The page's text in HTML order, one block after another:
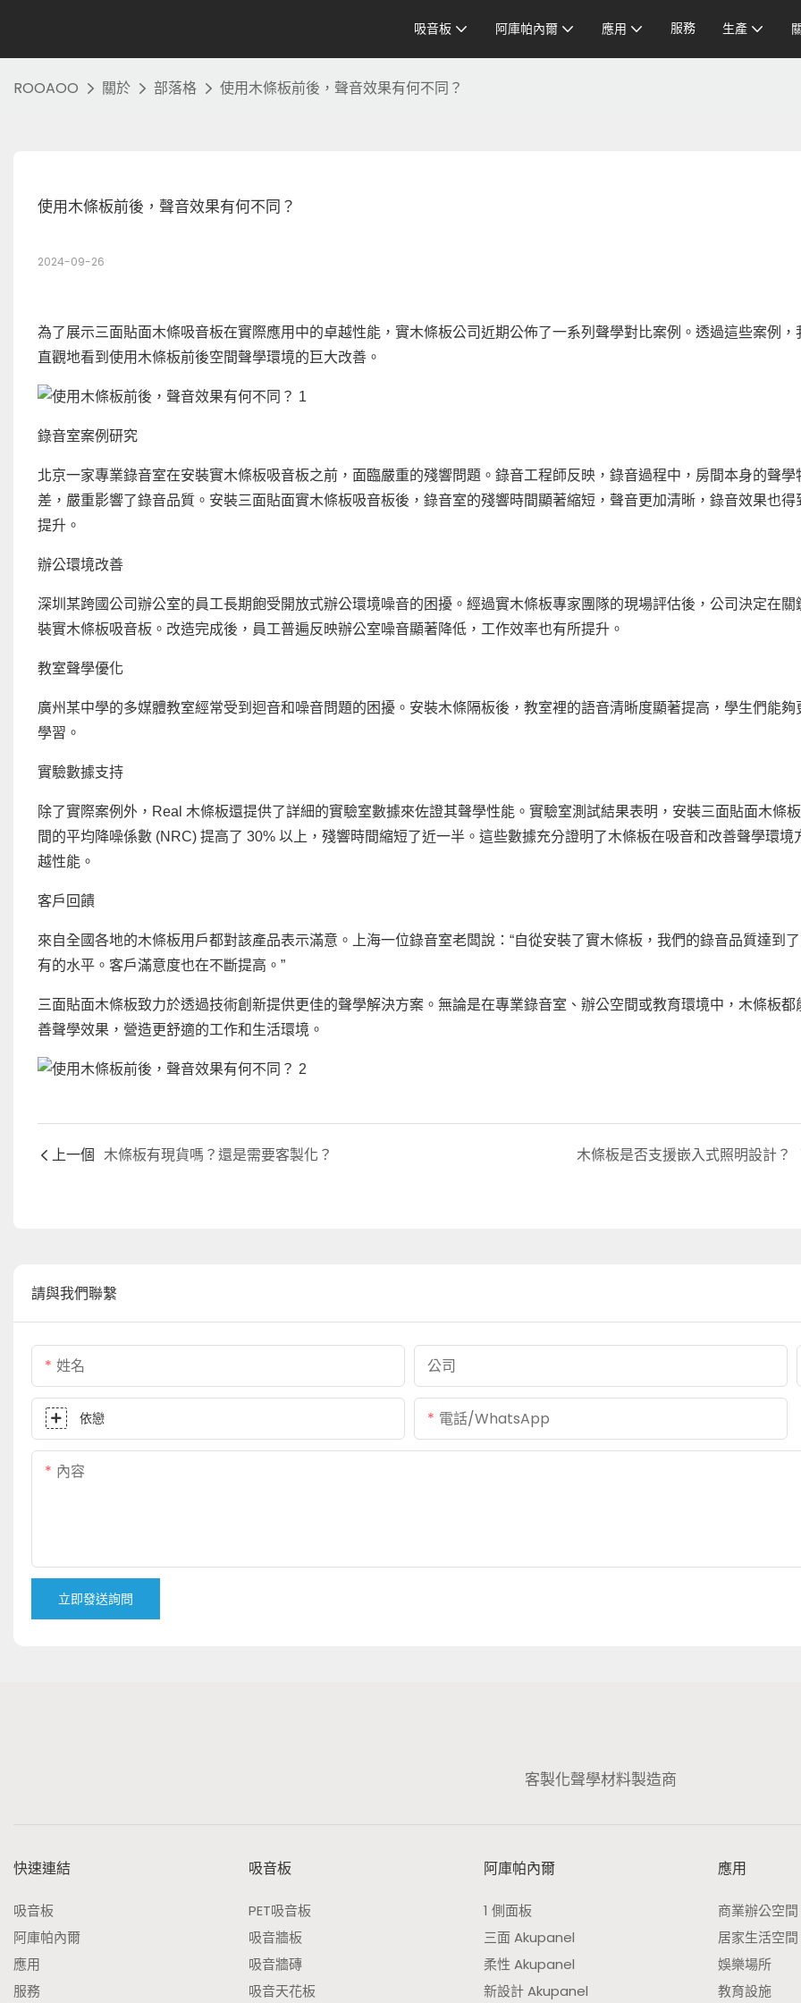
吸音板 阿庫帕內爾 應用 服務 生產
ROOAOO 關於 部落格 使用木條板前後，聲音效果有何不同？
使用木條板前後，聲音效果有何不同？
2024-09-26
為了展示三面貼面木條吸音板在實際應用中的卓越性能，實木條板公司近期公佈了一系列聲學對比案例。透過這些案例，
直觀地看到使用木條板前後空間聲學環境的巨大改善。
錄音室案例研究
北京一家專業錄音室在安裝實木條板吸音板之前，面臨嚴重的殘響問題。錄音工程師反映，錄音過程中，房間本身的聲學
差，嚴重影響了錄音品質。安裝三面貼面實木條板吸音板後，錄音室的殘響時間顯著縮短，聲音更加清晰，錄音效果也得
提升。
辦公環境改善
深圳某跨國公司辦公室的員工長期飽受開放式辦公環境噪音的困擾。經過實木條板專家團隊的現場評估後，公司決定在關
裝實木條板吸音板。改造完成後，員工普遍反映辦公室噪音顯著降低，工作效率也有所提升。
教室聲學優化
廣州某中學的多媒體教室經常受到迴音和噪音問題的困擾。安裝木條隔板後，教室裡的語音清晰度顯著提高，學生們能夠
學習。
實驗數據支持
除了實際案例外，Real 木條板還提供了詳細的實驗室數據來佐證其聲學性能。實驗室測試結果表明，安裝三面貼面木條
間的平均降噪係數 (NRC) 提高了 30% 以上，殘響時間縮短了近一半。這些數據充分證明了木條板在吸音和改善聲學環境
越性能。
客戶回饋
來自全國各地的木條板用戶都對該產品表示滿意。上海一位錄音室老闆說：“自從安裝了實木條板，我們的錄音品質達到
有的水平。客戶滿意度也在不斷提高。”
三面貼面木條板致力於透過技術創新提供更佳的聲學解決方案。無論是在專業錄音室、辦公空間或教育環境中，木條板都
善聲學效果，營造更舒適的工作和生活環境。
上一個 木條板有現貨嗎？還是需要客製化？ 木條板是否支援嵌入式照明設計？
請與我們聯繫
姓名 公司
依戀 電話/WhatsApp
內容
立即發送詢問
客製化聲學材料製造商
快速連結
吸音板
阿庫帕內爾
應用
服務
吸音板
PET吸音板
吸音牆板
吸音牆磚
吸音天花板
阿庫帕內爾
1 側面板
三面 Akupanel
柔性 Akupanel
新設計 Akupanel
應用
商業辦公空間
居家生活空間
娛樂場所
教育設施